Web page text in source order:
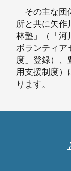
その主な団
所と共に矢作
林塾」（「河
ボランティア
度」登録）、
用支援制度）
ります。